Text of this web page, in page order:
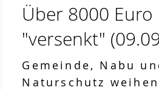
Über 8000 Euro
"versenkt"
Gemeinde, Nabu
Naturschutz